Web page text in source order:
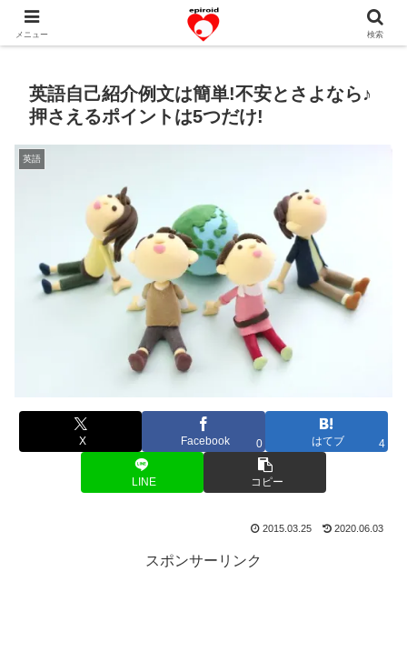
恋愛共感エピソード。あなたのストーリーを変えていく！。
英語自己紹介例文は簡単!不安とさよなら♪
押さえるポイントは5つだけ!
英語
X Facebook 0 はてブ 4
LINE コピー
2015.03.25 2020.06.03
スポンサーリンク
メニュー 検索